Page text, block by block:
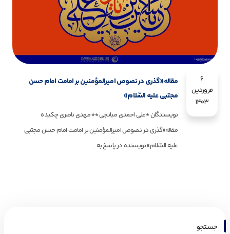
6
فروردین
1403
مقاله«گذرى در نصوص امیرالمؤمنین بر امامت امام حسن
مجتبى علیه السّلام»
نویسندگان *علی احمدی میانجی **مهدی ناصری چکیده
مقاله«گذرى در نصوص امیرالمؤمنین بر امامت امام حسن مجتبى
علیه السّلام» نویسنده در پاسخ به...
جستجو